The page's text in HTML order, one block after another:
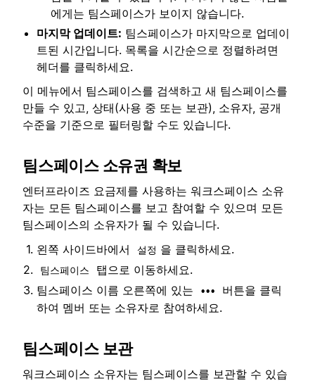
에게는 팀스페이스가 보이지 않습니다.
마지막 업데이트: 팀스페이스가 마지막으로 업데이
트된 시간입니다. 목록을 시간순으로 정렬하려면
헤더를 클릭하세요.
이 메뉴에서 팀스페이스를 검색하고 새 팀스페이스를
만들 수 있고, 상태(사용 중 또는 보관), 소유자, 공개
수준을 기준으로 필터링할 수도 있습니다.
팀스페이스 소유권 확보
엔터프라이즈 요금제를 사용하는 워크스페이스 소유
자는 모든 팀스페이스를 보고 참여할 수 있으며 모든
팀스페이스의 소유자가 될 수 있습니다.
왼쪽 사이드바에서
설정 을 클릭하세요.
팀스페이스
탭으로 이동하세요.
팀스페이스 이름 오른쪽에 있는
•••
버튼을 클릭
하여 멤버 또는 소유자로 참여하세요.
팀스페이스 보관
워크스페이스 소유자는 팀스페이스를 보관할 수 있습